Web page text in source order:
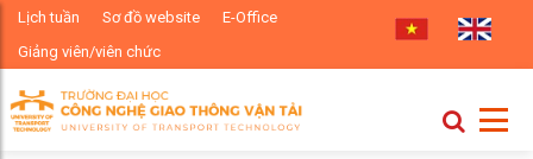
Lịch tuần Sơ đồ website
E-Office
Giảng viên/viên chức